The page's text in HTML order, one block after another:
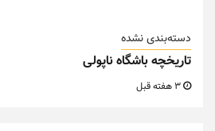
دسته‌بندی نشده
تاریخچه باشگاه ناپولی